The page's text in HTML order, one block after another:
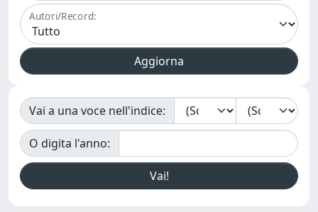
Autori/Record:
Vai a una voce nell'indice:
O digita l'anno: